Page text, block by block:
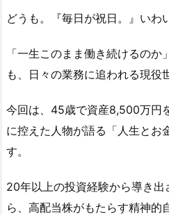
どうも。『毎日が祝日。』いわ
「一生このまま働き続けるの
も、日々の業務に追われる現役
今回は、45歳で資産8,500万円
に控えた人物が語る「人生とお
す。
20年以上の投資経験から導き
ら、高配当株がもたらす精神的